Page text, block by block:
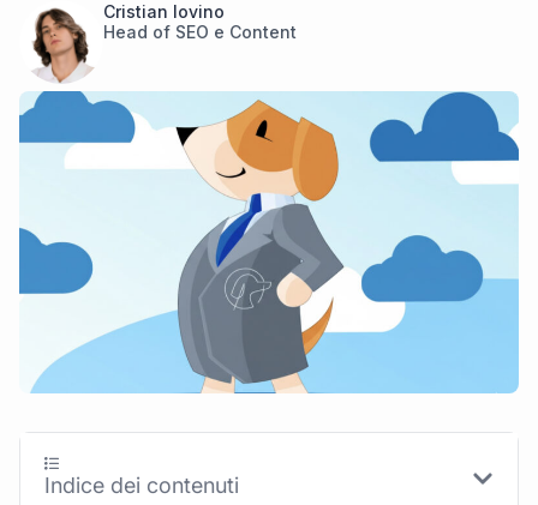
Cristian Iovino
Head of SEO e Content
Indice dei contenuti